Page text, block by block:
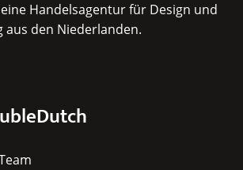
Optionen
können
gewählt
Handelsagentur für Design und
den Niederlanden.